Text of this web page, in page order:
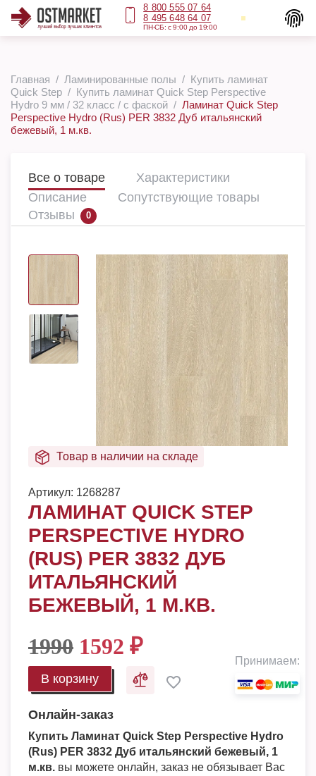
8 800 555 07 64
8 495 648 64 07
ПН-СБ: с 9:00 до 19:00
Главная Ламинированные полы
Купить ламинат
Quick Step
Купить ламинат Quick Step Perspective
Hydro 9 мм / 32 класс / с фаской
Ламинат Quick Step
Perspective Hydro (Rus) PER 3832 Дуб итальянский
бежевый, 1 м.кв.
Все о товаре
Характеристики
Описание
Сопутствующие товары
Отзывы
0
Товар в наличии на складе
Артикул: 1268287
ЛАМИНАТ QUICK STEP
PERSPECTIVE HYDRO
(RUS) PER 3832 ДУБ
ИТАЛЬЯНСКИЙ
БЕЖЕВЫЙ, 1 М.КВ.
1990 1592 ₽
В корзину
Принимаем:
Онлайн-заказ
Купить Ламинат Quick Step Perspective Hydro
(Rus) PER 3832 Дуб итальянский бежевый, 1
м.кв. вы можете онлайн, заказ не обязывает Вас